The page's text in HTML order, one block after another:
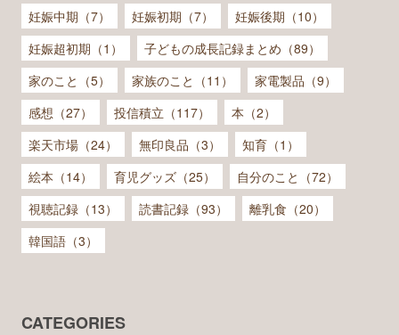
妊娠中期（7）
妊娠初期（7）
妊娠後期（10）
妊娠超初期（1）
子どもの成長記録まとめ（89）
家のこと（5）
家族のこと（11）
家電製品（9）
感想（27）
投信積立（117）
本（2）
楽天市場（24）
無印良品（3）
知育（1）
絵本（14）
育児グッズ（25）
自分のこと（72）
視聴記録（13）
読書記録（93）
離乳食（20）
韓国語（3）
CATEGORIES